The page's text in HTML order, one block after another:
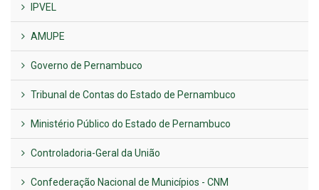
IPVEL
AMUPE
Governo de Pernambuco
Tribunal de Contas do Estado de Pernambuco
Ministério Público do Estado de Pernambuco
Controladoria-Geral da União
Confederação Nacional de Municípios - CNM